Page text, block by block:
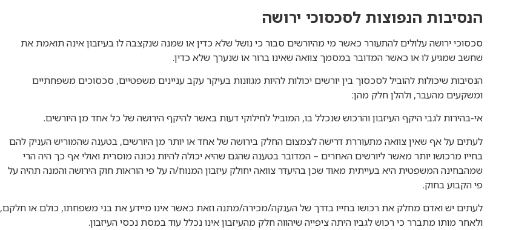
הנסיבות הנפוצות לסכסוכי ירושה
סכסוכי ירושה עלולים להתעורר כאשר מי מהיורשים סבור כי נושל שלא כדין או שמנה שנקצבה לו בעיזבון אינה תואמת את
שחשב שמגיע לו או כאשר המדובר במסמך צוואה שאינו ברור או שנערך שלא כדין.
הנסיבות שיכולות להוביל לסכסוך בין יורשים יכולות להיות מגוונות בעיקר עקב עניינים משפטיים, סכסוכים משפחתיים
ומשקעים מהעבר, ולהלן חלק מהן:
אי-בהירות לגבי היקף העיזבון והרכוש שנכלל בו, המוביל לחילוקי דעות באשר להיקף הירושה של כל אחד מן היורשים.
לעתים על אף שאין צוואה מתעוררת דרישה לצמצום החלק בירושה של אחד או יותר מן היורשים, בטענה שהמוריש העניק להם
בחייו מרכושו יותר מאשר ליורשים האחרים – המדובר בטענה שהגם שהיא יכולה להיות נכונה מוסרית ואולי אף כך היה הרי
שמהבחינה המשפטית היא בעייתית מאוד שכן בהיעדר צוואה יחולק עיזבון המנוח/ה על פי הוראות חוק הירושה והמנה תהיה על
פי הקבוע בחוק.
לעתים יש ואדם מחלק את רכושו בחייו בדרך של הענקה/מכירה/מתנה וזאת כאשר אינו מיידע את בני משפחתו, כולם או חלקם,
ולאחר מותו מתברר כי רכוש לגביו היתה ציפייה שיהווה חלק מהעיזבון אינו נכלל עוד במסת נכסי העיזבון.